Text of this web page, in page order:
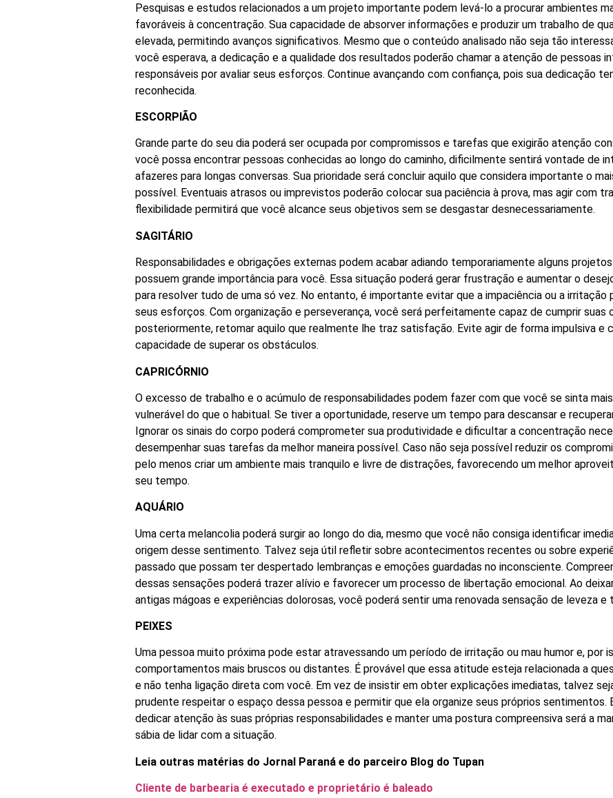
Pesquisas e estudos relacionados a um projeto importante podem levá-lo a procurar ambientes
favoráveis à concentração. Sua capacidade de absorver informações e produzir um trabalho de
elevada, permitindo avanços significativos. Mesmo que o conteúdo analisado não seja tão
você esperava, a dedicação e a qualidade dos resultados poderão chamar a atenção de pessoas
responsáveis por avaliar seus esforços. Continue avançando com confiança, pois sua dedicação
reconhecida.
ESCORPIÃO
Grande parte do seu dia poderá ser ocupada por compromissos e tarefas que exigirão atenção
você possa encontrar pessoas conhecidas ao longo do caminho, dificilmente sentirá vontade de
afazeres para longas conversas. Sua prioridade será concluir aquilo que considera importante o
possível. Eventuais atrasos ou imprevistos poderão colocar sua paciência à prova, mas agir com
flexibilidade permitirá que você alcance seus objetivos sem se desgastar desnecessariamente.
SAGITÁRIO
Responsabilidades e obrigações externas podem acabar adiando temporariamente alguns
possuem grande importância para você. Essa situação poderá gerar frustração e aumentar o
para resolver tudo de uma só vez. No entanto, é importante evitar que a impaciência ou a irritação
seus esforços. Com organização e perseverança, você será perfeitamente capaz de cumprir suas
posteriormente, retomar aquilo que realmente lhe traz satisfação. Evite agir de forma impulsiva e
capacidade de superar os obstáculos.
CAPRICÓRNIO
O excesso de trabalho e o acúmulo de responsabilidades podem fazer com que você se sinta
vulnerável do que o habitual. Se tiver a oportunidade, reserve um tempo para descansar e
Ignorar os sinais do corpo poderá comprometer sua produtividade e dificultar a concentração
desempenhar suas tarefas da melhor maneira possível. Caso não seja possível reduzir os
pelo menos criar um ambiente mais tranquilo e livre de distrações, favorecendo um melhor
seu tempo.
AQUÁRIO
Uma certa melancolia poderá surgir ao longo do dia, mesmo que você não consiga identificar
origem desse sentimento. Talvez seja útil refletir sobre acontecimentos recentes ou sobre
passado que possam ter despertado lembranças e emoções guardadas no inconsciente.
dessas sensações poderá trazer alívio e favorecer um processo de libertação emocional. Ao
antigas mágoas e experiências dolorosas, você poderá sentir uma renovada sensação de leveza e
PEIXES
Uma pessoa muito próxima pode estar atravessando um período de irritação ou mau humor e, por
comportamentos mais bruscos ou distantes. É provável que essa atitude esteja relacionada a
e não tenha ligação direta com você. Em vez de insistir em obter explicações imediatas, talvez
prudente respeitar o espaço dessa pessoa e permitir que ela organize seus próprios sentimentos.
dedicar atenção às suas próprias responsabilidades e manter uma postura compreensiva será a
sábia de lidar com a situação.
Leia outras matérias do Jornal Paraná e do parceiro Blog do Tupan
Cliente de barbearia é executado e proprietário é baleado